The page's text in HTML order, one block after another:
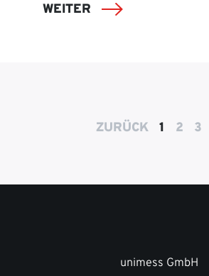
WEITER
ZURÜCK 1 2 3
unimess GmbH